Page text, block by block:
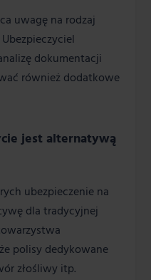
uwagę na rodzaj
dokumentacji
również dodatkowe
jest alternatywą
ubezpieczenie na
dla tradycyjnej
polisy dedykowane
złośliwy itp.